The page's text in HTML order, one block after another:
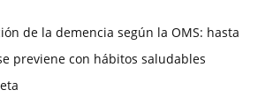
de la demencia según la OMS: hasta
previene con hábitos saludables